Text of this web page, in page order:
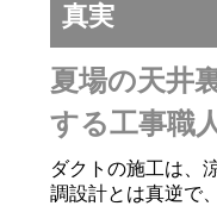
真実
夏場の天井
する工事職
ダクトの施工は、
調設計とは真逆で